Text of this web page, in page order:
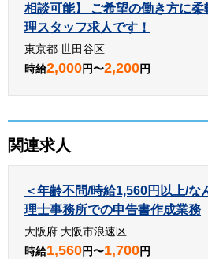
相談可能】 ご希望の働き方に
理スタッフ求人です！
東京都 世田谷区
時給2,000円〜2,200円
関連求人
＜年齢不問/時給1,560円以上/な
理士事務所での申告書作成業務
大阪府 大阪市浪速区
時給1,560円〜1,700円